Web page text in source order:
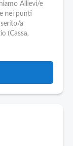
Allievi/e
nei punti
a
(Cassa,